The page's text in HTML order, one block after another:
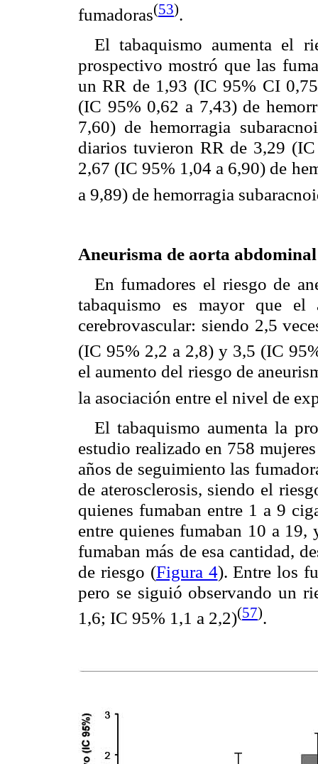
fumadoras(53).
El tabaquismo aumenta el
prospectivo mostró que las
un RR de 1,93 (IC 95% CI
(IC 95% 0,62 a 7,43) de
7,60) de hemorragia
diarios tuvieron RR de 3,29
2,67 (IC 95% 1,04 a 6,90) de
a 9,89) de hemorragia
Aneurisma de aorta abdominal
En fumadores el riesgo de
tabaquismo es mayor que el
cerebrovascular: siendo 2,5
(IC 95% 2,2 a 2,8) y 3,5 (IC
el aumento del riesgo de
la asociación entre el nivel de
El tabaquismo aumenta la
estudio realizado en 758
años de seguimiento las
de aterosclerosis, siendo el
quienes fumaban entre 1 a 9
entre quienes fumaban 10 a
fumaban más de esa cantidad,
de riesgo (Figura 4). Entre los
pero se siguió observando un
1,6; IC 95% 1,1 a 2,2)(57).